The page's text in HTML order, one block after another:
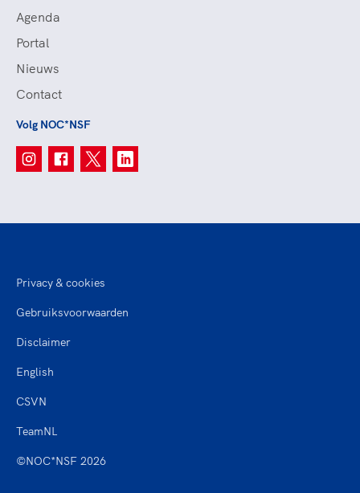
Agenda
Portal
Nieuws
Contact
Volg NOC*NSF
©NOC*NSF 2026
Privacy & cookies
Gebruiksvoorwaarden
Disclaimer
English
CSVN
TeamNL